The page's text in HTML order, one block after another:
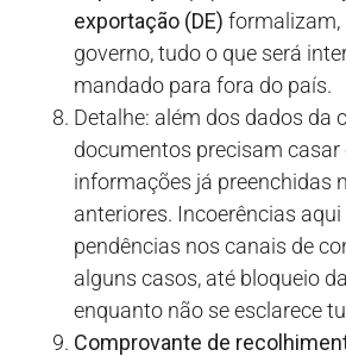
exportação (DE) formalizam,
governo, tudo o que será
mandado para fora do país.
Detalhe: além dos dados da
documentos precisam casar
informações já preenchidas
anteriores. Incoerências
pendências nos canais de
alguns casos, até bloqueio
enquanto não se esclarece
Comprovante de